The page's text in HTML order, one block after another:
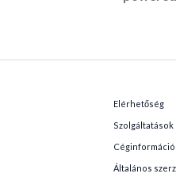
Elérhetőség
Szolgáltatások
Céginformáció
Általános